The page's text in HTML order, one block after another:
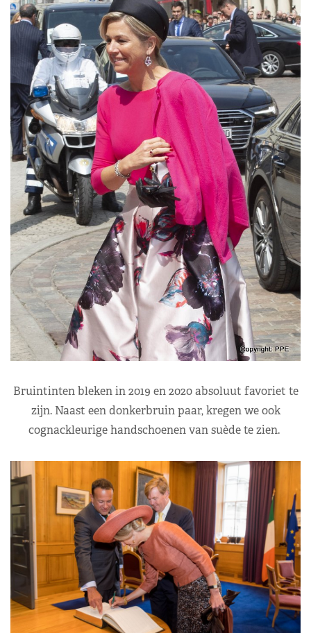
Bruintinten bleken in 2019 en 2020 absoluut favoriet te
zijn. Naast een donkerbruin paar, kregen we ook
cognackleurige handschoenen van suède te zien.